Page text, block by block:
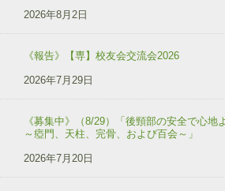
2026年8月2日
《報告》【専】校友会交流会2026
2026年7月29日
《募集中》（8/29）「後頸部の安全で心
～瘂門、天柱、完骨、および百会～」
2026年7月20日